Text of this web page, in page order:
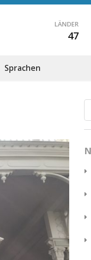
LÄNDER
47
Sprachen